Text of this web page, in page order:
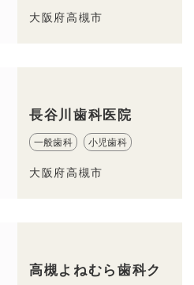
大阪府高槻市
長谷川歯科医院
一般歯科 小児歯科
大阪府高槻市
高槻よねむら歯科ク